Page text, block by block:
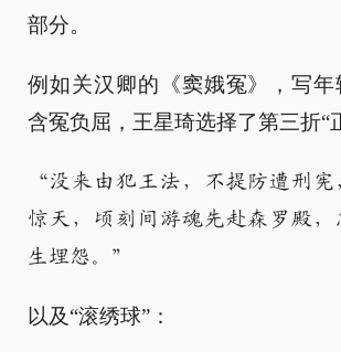
部分。
例如关汉卿的《窦娥冤》，写
含冤负屈，王星琦选择了第三折“
“没来由犯王法，不提防遭刑
惊天，顷刻间游魂先赴森罗殿
生埋怨。”
以及“滚绣球”：